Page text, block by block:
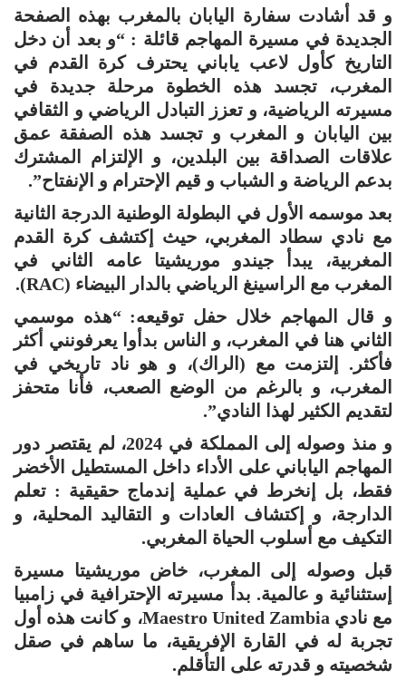
و قد أشادت سفارة اليابان بالمغرب بهذه الصفحة
الجديدة في مسيرة المهاجم قائلة : “و بعد أن دخل
التاريخ كأول لاعب ياباني يحترف كرة القدم في
المغرب، تجسد هذه الخطوة مرحلة جديدة في
مسيرته الرياضية، و تعزز التبادل الرياضي و الثقافي
بين اليابان و المغرب و تجسد هذه الصفقة عمق
علاقات الصداقة بين البلدين، و الإلتزام المشترك
بدعم الرياضة و الشباب و قيم الإحترام و الإنفتاح”.
بعد موسمه الأول في البطولة الوطنية الدرجة الثانية
مع نادي سطاد المغربي، حيث إكتشف كرة القدم
المغربية، يبدأ جيندو موريشيتا عامه الثاني في
المغرب مع الراسينغ الرياضي بالدار البيضاء (RAC).
و قال المهاجم خلال حفل توقيعه: “هذه موسمي
الثاني هنا في المغرب، و الناس بدأوا يعرفونني أكثر
فأكثر. إلتزمت مع (الراك)، و هو ناد تاريخي في
المغرب، و بالرغم من الوضع الصعب، فأنا متحفز
لتقديم الكثير لهذا النادي”.
و منذ وصوله إلى المملكة في 2024، لم يقتصر دور
المهاجم الياباني على الأداء داخل المستطيل الأخضر
فقط، بل إنخرط في عملية إندماج حقيقية : تعلم
الدارجة، و إكتشاف العادات و التقاليد المحلية، و
التكيف مع أسلوب الحياة المغربي.
قبل وصوله إلى المغرب، خاض موريشيتا مسيرة
إستثنائية و عالمية. بدأ مسيرته الإحترافية في زامبيا
مع نادي Maestro United Zambia، و كانت هذه أول
تجربة له في القارة الإفريقية، ما ساهم في صقل
شخصيته و قدرته على التأقلم.